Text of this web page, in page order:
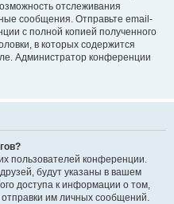
отслеживания
сообщения. Отправьте email-
с полной копией полученного
в которых содержится
Администратор конференции
пользователей конференции.
будут указаны в вашем
доступа к информации о том,
отправки им личных сообщений.